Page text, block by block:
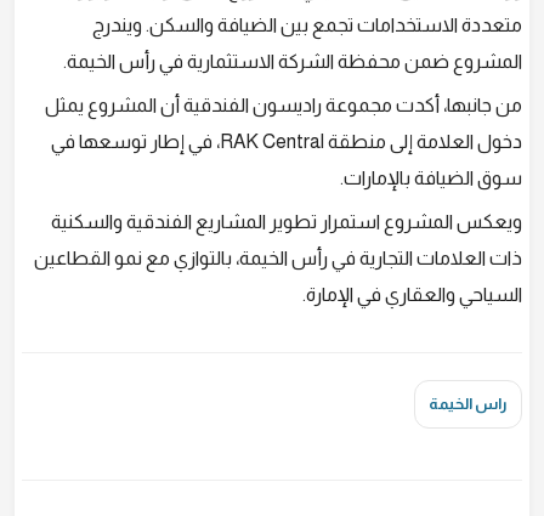
متعددة الاستخدامات تجمع بين الضيافة والسكن. ويندرج
المشروع ضمن محفظة الشركة الاستثمارية في رأس الخيمة.
من جانبها، أكدت مجموعة راديسون الفندقية أن المشروع يمثل
دخول العلامة إلى منطقة RAK Central، في إطار توسعها في
سوق الضيافة بالإمارات.
ويعكس المشروع استمرار تطوير المشاريع الفندقية والسكنية
ذات العلامات التجارية في رأس الخيمة، بالتوازي مع نمو القطاعين
السياحي والعقاري في الإمارة.
راس الخيمة